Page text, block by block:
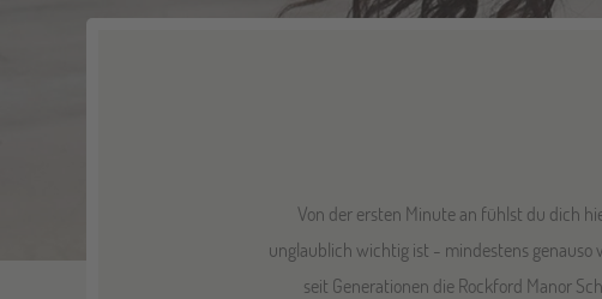
Von der ersten Minute an fühlst du dich
unglaublich wichtig ist - mindestens genauso
seit Generationen die Rockford Manor